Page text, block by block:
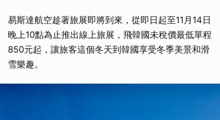
易斯達航空趁著旅展即將到來，從即日起至11月14日
晚上10點為止推出線上旅展，飛韓國未稅價最低單程
850元起，讓旅客這個冬天到韓國享受冬季美景和滑
雪樂趣。